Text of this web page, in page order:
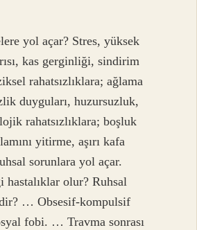
yol açar? Stres, yüksek
kas gerginliği, sindirim
rahatsızlıklara; ağlama
duyguları, huzursuzluk,
rahatsızlıklara; boşluk
yitirme, aşırı kafa
sorunlara yol açar.
hastalıklar olur? Ruhsal
… Obsesif-kompulsif
fobi. … Travma sonrası